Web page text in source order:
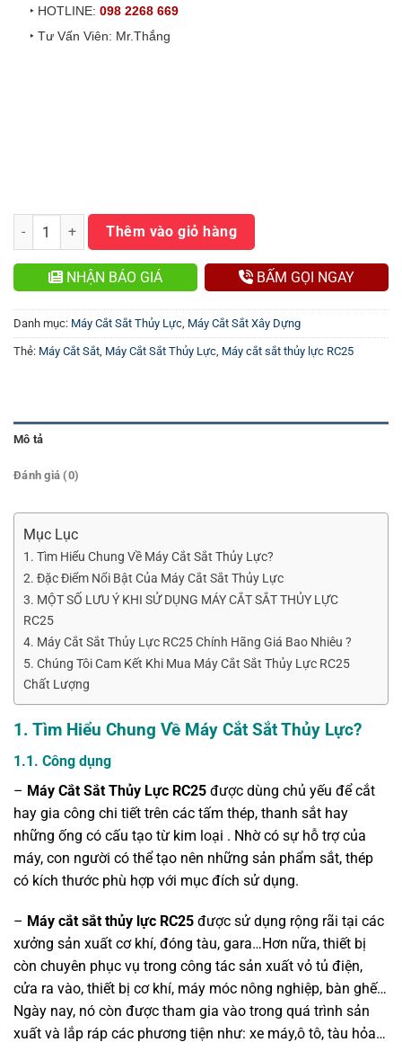
‣ HOTLINE:098 2268 669
‣ Tư Vấn Viên: Mr.Thắng
Máy Cắt Sắt Thủy Lực RC25 số lượng
Thêm vào giỏ hàng
NHẬN BÁO GIÁ BẤM GỌI NGAY
Danh mục: Máy Cắt Sắt Thủy Lực, Máy Cắt Sắt Xây Dựng
Thẻ: Máy Cắt Sắt, Máy Cắt Sắt Thủy Lực, Máy cắt sắt thủy lực RC25
Mô tả
Đánh giá (0)
Mục Lục
1. Tìm Hiểu Chung Về Máy Cắt Sắt Thủy Lực?
2. Đặc Điểm Nổi Bật Của Máy Cắt Sắt Thủy Lực
3. MỘT SỐ LƯU Ý KHI SỬ DỤNG MÁY CẮT SẮT THỦY LỰC
RC25
4. Máy Cắt Sắt Thủy Lực RC25 Chính Hãng Giá Bao Nhiêu ?
5. Chúng Tôi Cam Kết Khi Mua Máy Cắt Sắt Thủy Lực RC25
Chất Lượng
1. Tìm Hiểu Chung Về Máy Cắt Sắt Thủy Lực?
1.1. Công dụng
– Máy Cắt Sắt Thủy Lực RC25 được dùng chủ yếu để cắt
hay gia công chi tiết trên các tấm thép, thanh sắt hay
những ống có cấu tạo từ kim loại . Nhờ có sự hỗ trợ của
máy, con người có thể tạo nên những sản phẩm sắt, thép
có kích thước phù hợp với mục đích sử dụng.
– Máy cắt sắt thủy lực RC25 được sử dụng rộng rãi tại các
xưởng sản xuất cơ khí, đóng tàu, gara…Hơn nữa, thiết bị
còn chuyên phục vụ trong công tác sản xuất vỏ tủ điện,
cửa ra vào, thiết bị cơ khí, máy móc nông nghiệp, bàn ghế…
Ngày nay, nó còn được tham gia vào trong quá trình sản
xuất và lắp ráp các phương tiện như: xe máy,ô tô, tàu hỏa…